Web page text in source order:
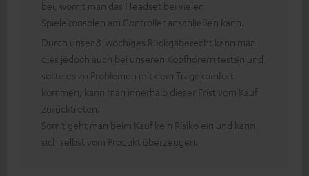
bei, womit man das Headset bei vielen
Spielekonsolen am Controller anschließen kann.
Durch unser 8-wöchiges Rückgaberecht kann man
dies jedoch auch bei unseren Kopfhörern testen und
sollte es zu Problemen mit dem Tragekomfort
kommen, kann man innerhalb dieser Frist vom Kauf
zurücktreten.
Somit geht man beim Kauf kein Risiko ein und kann
sich selbst vom Produkt überzeugen.